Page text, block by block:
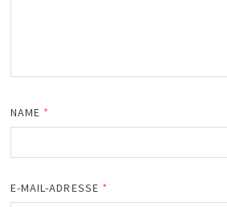
NAME *
E-MAIL-ADRESSE *